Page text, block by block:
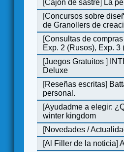
[Cajón de sastre] La
[Concursos sobre
de Granollers de
[Consultas de
Exp. 2 (Rusos), Exp.
[Juegos Gratuitos]
Deluxe
[Reseñas escritas]
personal.
[Ayudadme a elegir:
winter kingdom
[Novedades /
[Al Filler de la noticia]